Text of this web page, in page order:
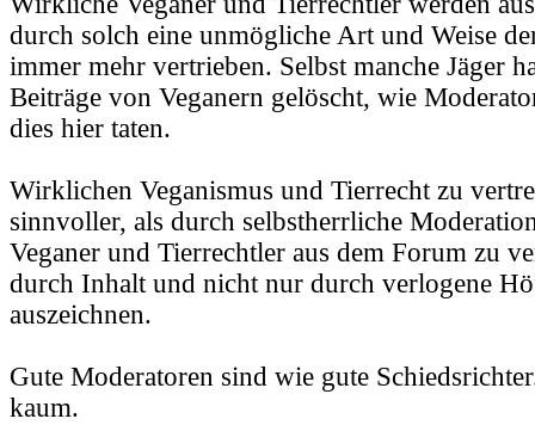
durch solch eine unmögliche Art und Weise
immer mehr vertrieben. Selbst manche Jäger
Beiträge von Veganern gelöscht, wie
dies hier taten.
Wirklichen Veganismus und Tierrecht zu
sinnvoller, als durch selbstherrliche
Veganer und Tierrechtler aus dem Forum zu
durch Inhalt und nicht nur durch verlogene
auszeichnen.
Gute Moderatoren sind wie gute
kaum.